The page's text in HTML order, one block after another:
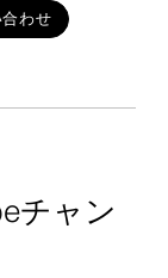
わせ
チャン